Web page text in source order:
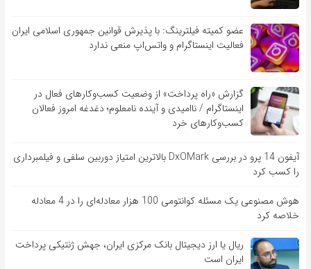
عضو کمیته فیلترینگ: با پذیرش قوانین جمهوری اسلامی ایران
فعالیت اینستاگرام و واتس‌اپ منعی ندارد
گزارش «راه پرداخت» از وضعیت کسب‌وکارهای فعال در
اینستاگرام / ناامیدی و آینده نامعلوم؛ دغدغه امروز فعالان
کسب‌وکارهای خرد
آیفون 14 پرو در بررسی DxOMark بالاترین امتیاز دوربین سلفی و فیلمبرداری
را کسب کرد
هوش مصنوعی یک مسئله کوانتومی 100 هزار معادله‌‎ای را در 4 معادله
خلاصه کرد
ریال یا ارز دیجیتال بانک مرکزی ایران، جهش ژنتیکی پرداخت
ایران است